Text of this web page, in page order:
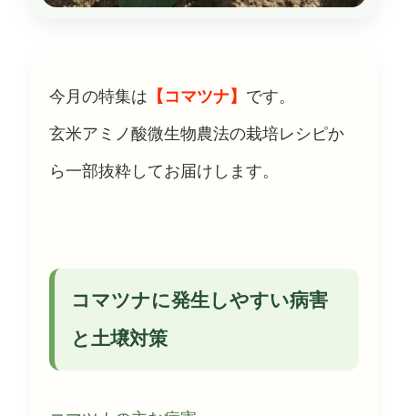
今月の特集は 【コマツナ】 です。
玄米アミノ酸微生物農法の栽培レシピか
ら一部抜粋してお届けします。
コマツナに発生しやすい病害
と土壌対策